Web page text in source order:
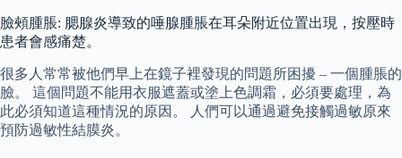
臉頰腫脹: 腮腺炎導致的唾腺腫脹在耳朵附近位置出現，按壓時
患者會感痛楚。
很多人常常被他們早上在鏡子裡發現的問題所困擾 – 一個腫脹的
臉。 這個問題不能用衣服遮蓋或塗上色調霜，必須要處理，為
此必須知道這種情況的原因。 人們可以通過避免接觸過敏原來
預防過敏性結膜炎。